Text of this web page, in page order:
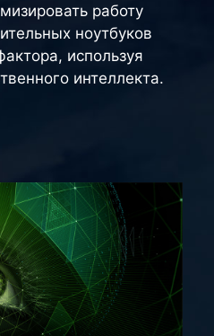
работу
ноутбуков
используя
интеллекта.